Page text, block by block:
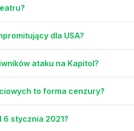
dla USA?
ataku na Kapitol?
to forma cenzury?
6 stycznia 2021?